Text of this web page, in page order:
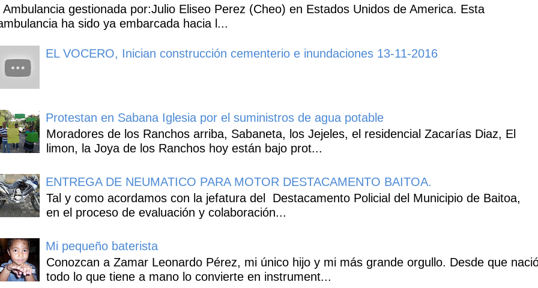
Ambulancia gestionada por:Julio Eliseo Perez (Cheo) en Estados Unidos de America. Esta
ha sido ya embarcada hacia l...
EL VOCERO, Inician construcción cementerio e inundaciones 13-11-2016
Protestan en Sabana Iglesia por el suministros de agua potable
Moradores de los Ranchos arriba, Sabaneta, los Jejeles, el residencial Zacarías Diaz, El
limon, la Joya de los Ranchos hoy están bajo prot...
ENTREGA DE NEUMATICO PARA MOTOR DESTACAMENTO BAITOA.
Tal y como acordamos con la jefatura del Destacamento Policial del Municipio de Baitoa,
en el proceso de evaluación y colaboración...
Mi pequeño baterista
Conozcan a Zamar Leonardo Pérez, mi único hijo y mi más grande orgullo. Desde que
todo lo que tiene a mano lo convierte en instrument...